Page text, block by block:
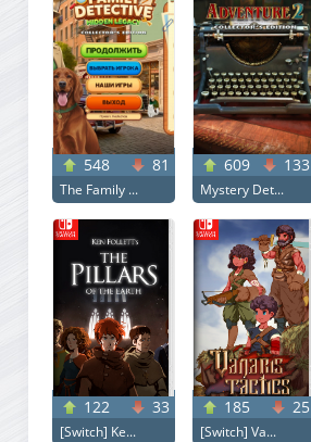
548 81
The Family ...
609 133
Mystery Det...
122 33
[Switch] Ke...
185 25
[Switch] Va...